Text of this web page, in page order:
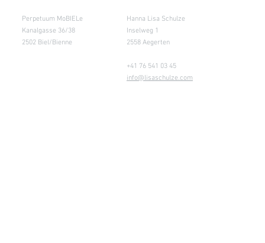
Perpetuum MoBIELe
Kanalgasse 36/38
2502 Biel/Bienne
Hanna Lisa Schulze
Inselweg 1
2558 Aegerten
+41 76 541 03 45
info@lisaschulze.com